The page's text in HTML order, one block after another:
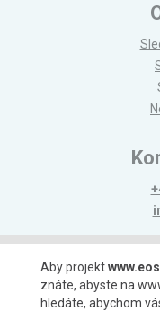
Aby projekt
znáte, abyste na
hledáte, abychom